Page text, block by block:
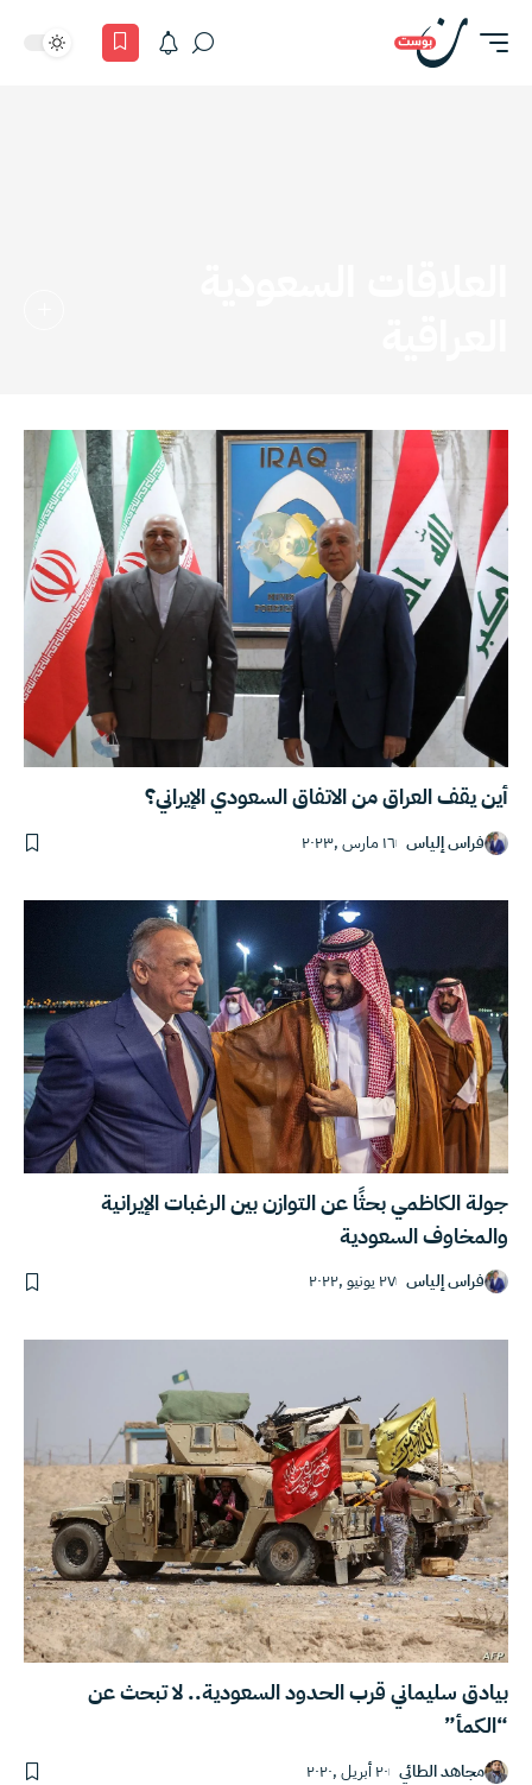
أين يقف العراق من الاتفاق السعودي الإيراني؟
فراس إلياس ١٦ مارس ,٢٠٢٣
جولة الكاظمي بحثًا عن التوازن بين الرغبات الإيرانية
والمخاوف السعودية
فراس إلياس ٢٧ يونيو ,٢٠٢٢
بيادق سليماني قرب الحدود السعودية.. لا تبحث عن
“الكمأ”
مجاهد الطائي ٢٠ أبريل ,٢٠٢٠